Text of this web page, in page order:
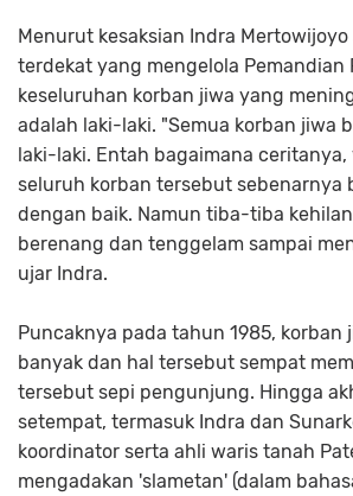
Menurut kesaksian Indra
terdekat yang mengelola Pemandian
keseluruhan korban jiwa yang
adalah laki-laki. "Semua korban jiwa
laki-laki. Entah bagaimana ceritanya,
seluruh korban tersebut sebenarnya
dengan baik. Namun tiba-tiba
berenang dan tenggelam sampai
ujar Indra.
Puncaknya pada tahun 1985, korban
banyak dan hal tersebut sempat
tersebut sepi pengunjung. Hingga
setempat, termasuk Indra dan
koordinator serta ahli waris tanah
mengadakan 'slametan' (dalam